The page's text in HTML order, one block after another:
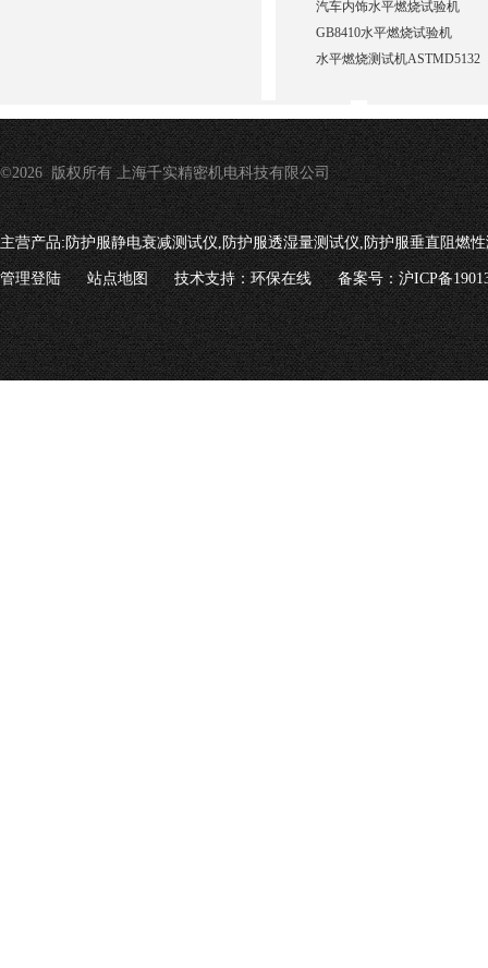
汽车内饰水平燃烧试验机
GB8410水平燃烧试验机
水平燃烧测试机ASTMD5132
©2026 版权所有 上海千实精密机电科技有限公司
主营产品:防护服静电衰减测试仪,防护服透湿量测试仪,防护服垂直阻燃
管理登陆 站点地图 技术支持：环保在线 备案号：沪ICP备